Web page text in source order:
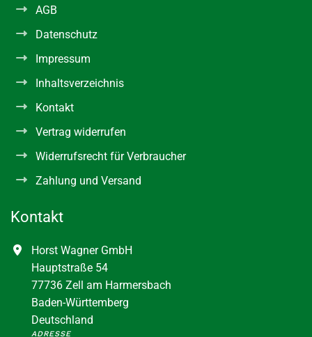
AGB
Datenschutz
Impressum
Inhaltsverzeichnis
Kontakt
Vertrag widerrufen
Widerrufsrecht für Verbraucher
Zahlung und Versand
Kontakt
Horst Wagner GmbH
Hauptstraße 54
77736 Zell am Harmersbach
Baden-Württemberg
Deutschland
ADRESSE